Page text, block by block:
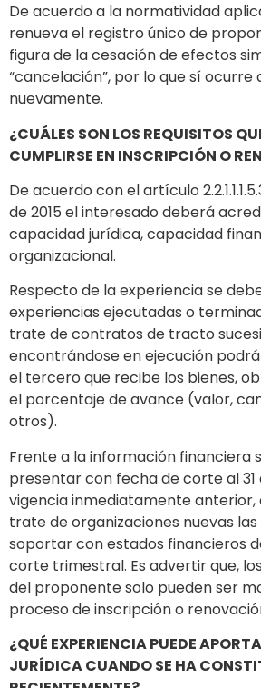
De acuerdo a la normatividad
renueva el registro único de
figura de la cesación de efectos
“cancelación”, por lo que sí
nuevamente.
¿CUÁLES SON LOS REQUISITOS
CUMPLIRSE EN INSCRIPCIÓN O
De acuerdo con el artículo
de 2015 el interesado deberá
capacidad jurídica, capacidad
organizacional.
Respecto de la experiencia se
experiencias ejecutadas o
trate de contratos de tracto
encontrándose en ejecución
el tercero que recibe los bienes,
el porcentaje de avance (valor,
otros).
Frente a la información financiera
presentar con fecha de corte al
vigencia inmediatamente
trate de organizaciones nuevas
soportar con estados financieros
corte trimestral. Es advertir que,
del proponente solo pueden ser
proceso de inscripción o
¿QUÉ EXPERIENCIA PUEDE
JURÍDICA CUANDO SE HA